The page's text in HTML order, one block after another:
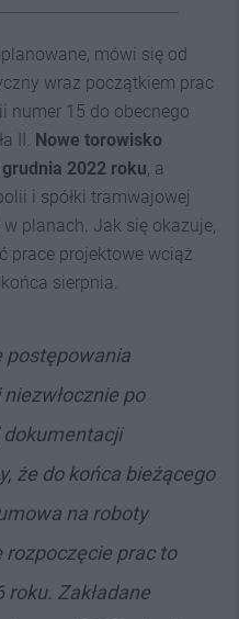
mówi się od
wraz początkiem prac
numer 15 do obecnego
II. Nowe torowisko
grudnia 2022 roku, a
i spółki tramwajowej
planach. Jak się okazuje,
prace projektowe wciąż
sierpnia.
postępowania
po
że do końca bieżącego
na roboty
prac to
roku. Zakładane